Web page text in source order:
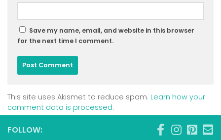
Save my name, email, and website in this browser
for the next time I comment.
This site uses Akismet to reduce spam. Learn how your
comment data is processed.
FOLLOW: